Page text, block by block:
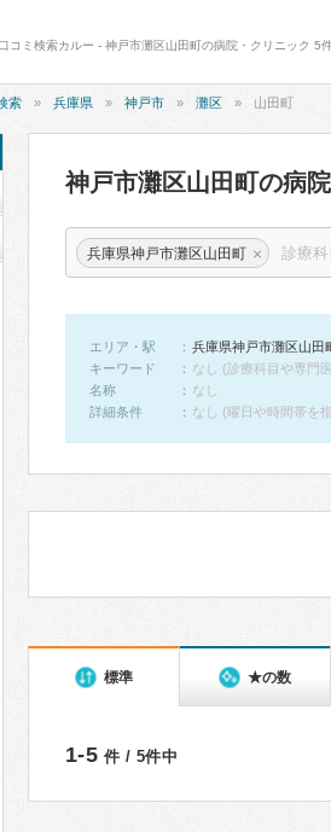
コミ検索カルー - 神戸市灘区山田町の病院・クリニック 5
索 兵庫県 神戸市 灘区 山田町
神戸市灘区山田町の病
兵庫県神戸市灘区山田町 ×
エリア・駅
兵庫県神戸市灘区山田
キーワード
なし (診療科目や専門
名称
なし
詳細条件
なし (曜日や時間帯を
標準 ★の数
1-5 件 / 5件中